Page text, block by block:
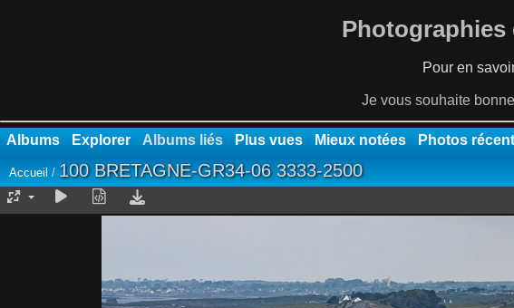
Photographies
Pour en
Je vous souhaite
Albums Explorer Albums liés Plus vues Mieux notées Photos
Accueil / 100 BRETAGNE-GR34-06 3333-2500